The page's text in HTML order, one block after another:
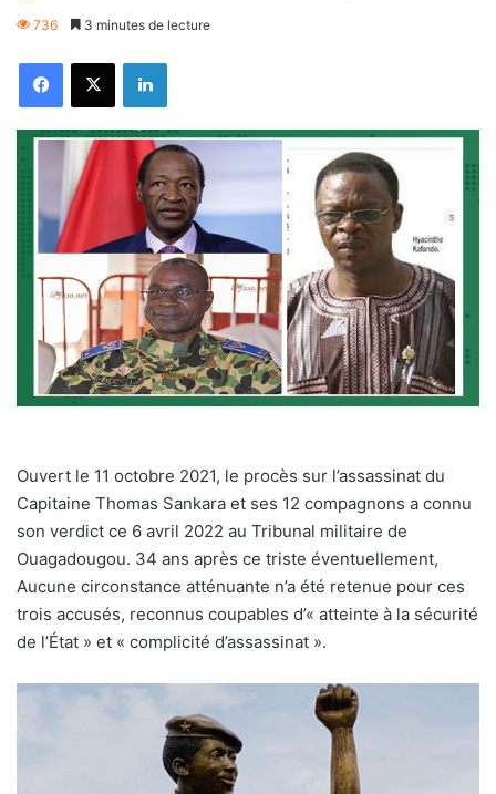
736 3 minutes de lecture
FacebookX Linkedin
Ouvert le 11 octobre 2021, le procès sur l’assassinat du
Capitaine Thomas Sankara et ses 12 compagnons a connu
son verdict ce 6 avril 2022 au Tribunal militaire de
Ouagadougou. 34 ans après ce triste éventuellement,
Aucune circonstance atténuante n’a été retenue pour ces
trois accusés, reconnus coupables d’« atteinte à la sécurité
de l’État » et « complicité d’assassinat ».